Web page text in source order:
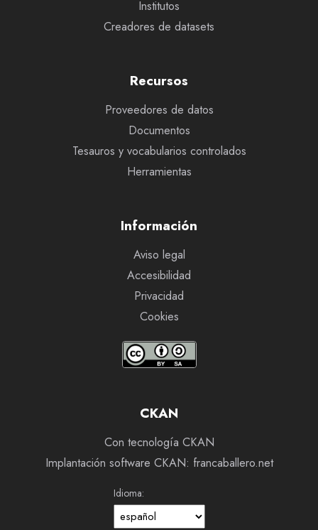
Institutos
Creadores de datasets
Recursos
Proveedores de datos
Documentos
Tesauros y vocabularios controlados
Herramientas
Información
Aviso legal
Accesibilidad
Privacidad
Cookies
CKAN
Con tecnología CKAN
Implantación software CKAN: francaballero.net
Idioma